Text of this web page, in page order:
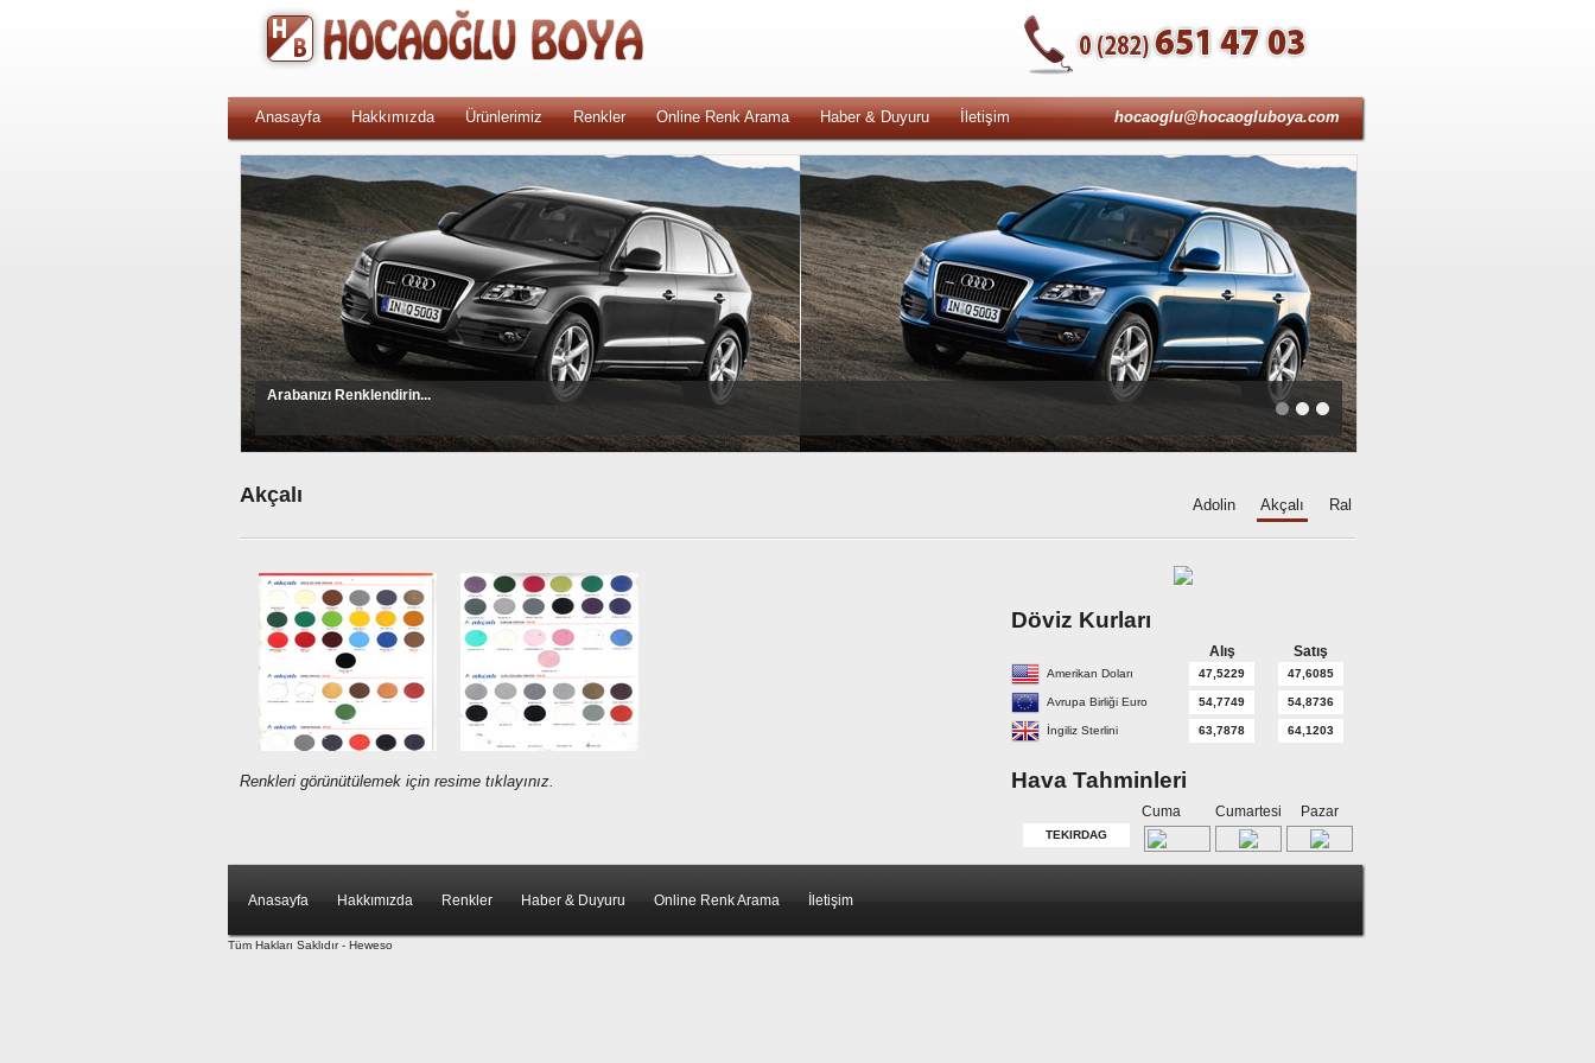
Anasayfa Hakkımızda Ürünlerimiz Renkler Online Renk Arama Haber & Duyuru İletişim hocaoglu@hocaogluboya.com
Arabanızı Renklendirin...
Akçalı Adolin Akçalı Ral
Renkleri görünütülemek için resime tıklayınız.
Döviz Kurları
Alış Satış
Amerikan Doları 47,5229 47,6085
Avrupa Birliği Euro 54,7749 54,8736
İngiliz Sterlini 63,7878 64,1203
Hava Tahminleri
Cuma Cumartesi Pazar
TEKIRDAG
Anasayfa Hakkımızda Renkler Haber & Duyuru Online Renk Arama İletişim
Tüm Hakları Saklıdır - Heweso